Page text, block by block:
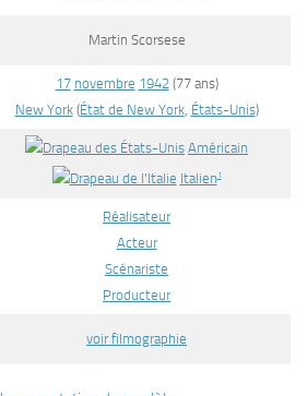
Martin Scorsese
17 novembre 1942 (77 ans)
New York(État de New York, États-Unis)
Américain
Italien1
Réalisateur
Acteur
Scénariste
Producteur
voirfilmographie